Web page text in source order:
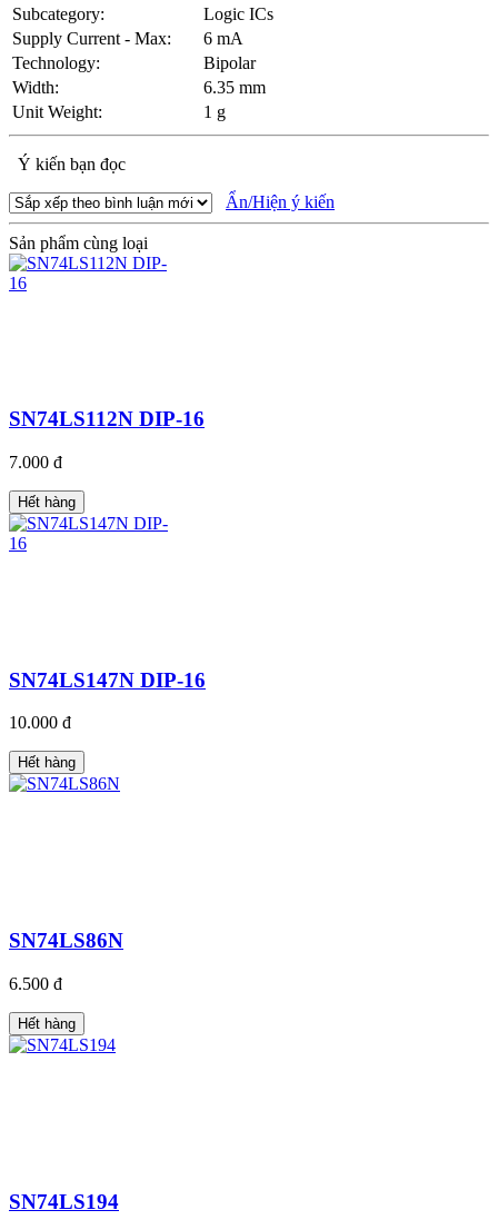
Subcategory:
Logic ICs
Supply Current - Max:
6 mA
Technology:
Bipolar
Width:
6.35 mm
Unit Weight:
1 g
Ý kiến bạn đọc
Ẩn/Hiện ý kiến
Sản phẩm cùng loại
SN74LS112N DIP-16
7.000 đ
Hết hàng
SN74LS147N DIP-16
10.000 đ
Hết hàng
SN74LS86N
6.500 đ
Hết hàng
SN74LS194